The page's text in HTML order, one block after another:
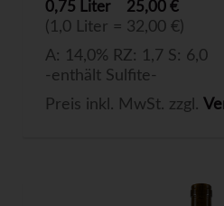
0,75 Liter
25,00 €
(1,0 Liter = 32,00 €)
A: 14,0% RZ: 1,7 S: 6,0
-enthält Sulfite-
Preis inkl. MwSt. zzgl.